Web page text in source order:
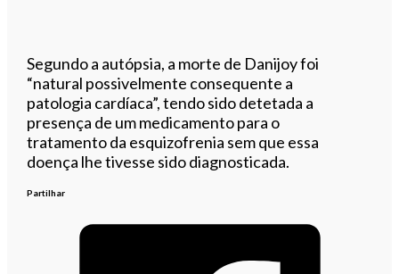
Segundo a autópsia, a morte de Danijoy foi
“natural possivelmente consequente a
patologia cardíaca”, tendo sido detetada a
presença de um medicamento para o
tratamento da esquizofrenia sem que essa
doença lhe tivesse sido diagnosticada.
Partilhar